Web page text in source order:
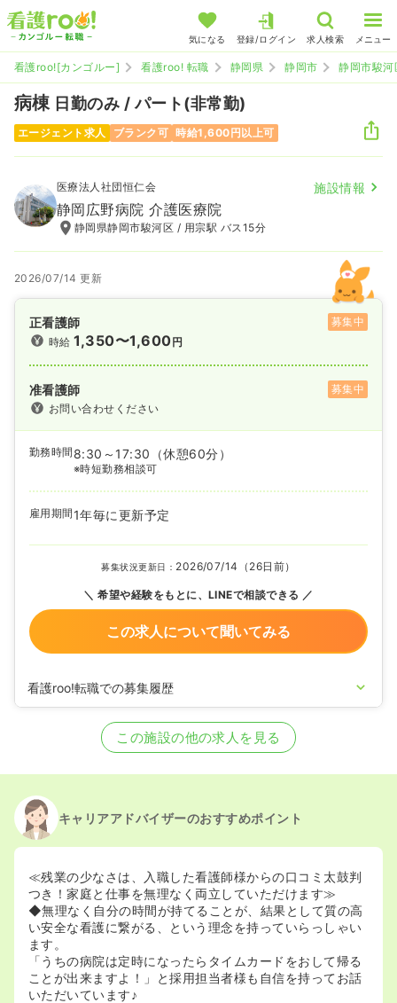
気になる 登録/ログイン 求人検索 メニュー
看護roo![カンゴルー] 看護roo! 転職 静岡県 静岡市 静岡市駿河
病棟 日勤のみ / パート(非常勤)
エージェント求人 ブランク可 時給1,600円以上可
医療法人社団恒仁会 施設情報
静岡広野病院 介護医療院
静岡県静岡市駿河区 / 用宗駅 バス15分
2026/07/14 更新
正看護師
募集中
時給1,350〜1,600円
准看護師
募集中
お問い合わせください
勤務時間 8:30～17:30 （休憩60分）
※時短勤務相談可
雇用期間 1年毎に更新予定
募集状況更新日： 2026/07/14（26日前）
希望や経験をもとに、LINEで相談できる
この求人について聞いてみる
看護roo!転職での募集履歴
正・准看護師の募集を休止
正・准看護師の募集を開始
2023/12/06正・准看護師を募集中
この施設の他の求人を見る
キャリアアドバイザーのおすすめポイント
≪残業の少なさは、入職した看護師様からの口コミ太鼓判
つき！家庭と仕事を無理なく両立していただけます≫
◆無理なく自分の時間が持てることが、結果として質の高
い安全な看護に繋がる、という理念を持っていらっしゃい
ます。
「うちの病院は定時になったらタイムカードをおして帰る
ことが出来ますよ！」と採用担当者様も自信を持ってお話
いただいています♪